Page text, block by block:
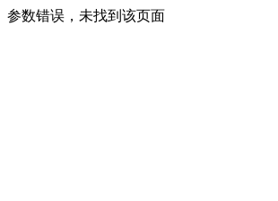
参数错误，未找到该页面